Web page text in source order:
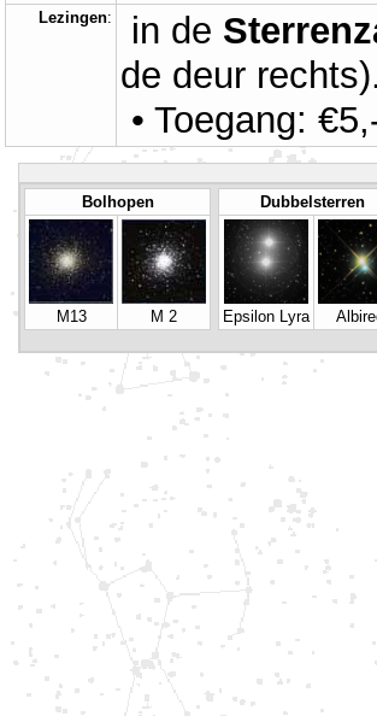
Lezingen: in de
de deur rechts).
• Toegang:
Bolhopen
M13 M 2
Dubbelsterren
Epsilon Lyra